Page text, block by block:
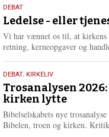
10.
juni
2026
DEBAT
Ledelse - eller
Vi har vænnet os til, at kirkens
retning, kerneopgaver og
2.
juni
2026
DEBAT, KIRKELIV
Trosanalysen
kirken lytte
Bibelselskabets nye
Bibelen, troen og kirken.